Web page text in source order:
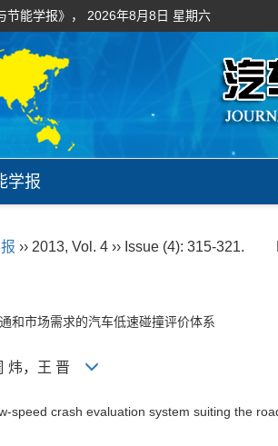
节能学报》， 2026年8月8日 星期六
学报
›› 2013, Vol. 4 ›› Issue (4): 315-321.
和市场需求的汽车低速碰撞评价体系
炜，王 晋
speed crash evaluation system suiting the